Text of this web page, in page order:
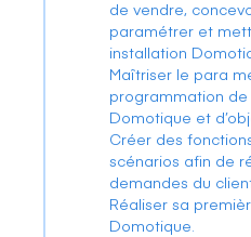
de vendre,
paramétrer et
installation
Maîtriser le para
programmation de
Domotique et
Créer des
scénarios afin de
demandes du
Réaliser sa
Domotique.